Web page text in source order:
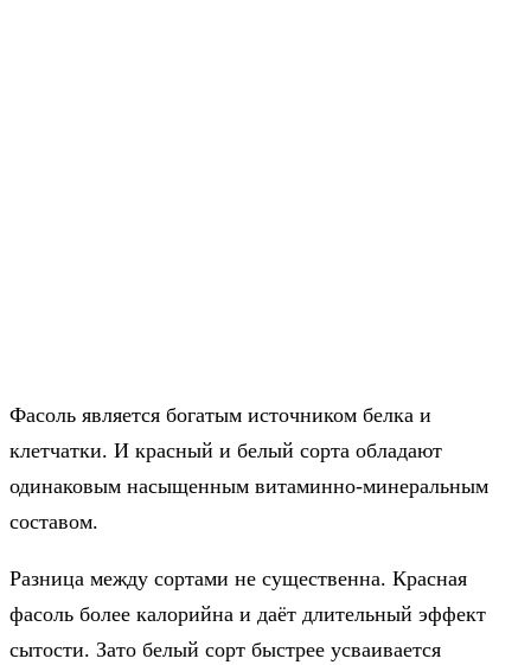
Фасоль является богатым источником белка и
клетчатки. И красный и белый сорта обладают
одинаковым насыщенным витаминно-минеральным
составом.
Разница между сортами не существенна. Красная
фасоль более калорийна и даёт длительный эффект
сытости. Зато белый сорт быстрее усваивается